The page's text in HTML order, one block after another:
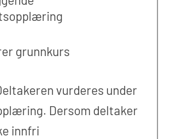
grunnkurs
vurderes under
Dersom deltaker
innfri